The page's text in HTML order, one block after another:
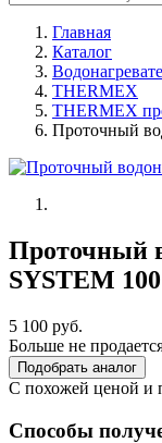
Главная
Каталог
THERMEX
THERMEX
Проточный
Проточный
SYSTEM
5 100 руб.
Больше не
Подобрать аналог
С похожей ценой и
Способы